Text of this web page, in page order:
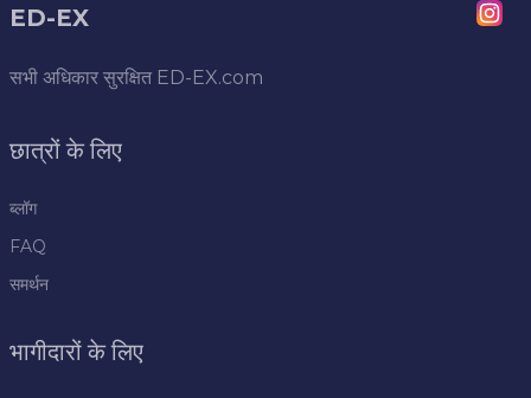
ED-EX
सभी अधिकार सुरक्षित ED-EX.com
छात्रों के लिए
ब्लॉग
FAQ
समर्थन
भागीदारों के लिए